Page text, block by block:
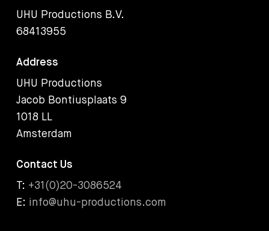
UHU Productions B.V.
68413955
Address
UHU Productions
Jacob Bontiusplaats 9
1018 LL
Amsterdam
Contact Us
T: +31(0)20-3086524
E: info@uhu-productions.com